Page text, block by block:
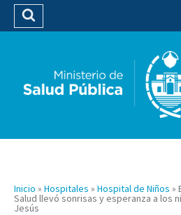
Biblioteca
Buscar
Inicio » Hospitales » Hospital de Niños »
Salud llevó sonrisas y esperanza a los
Jesús